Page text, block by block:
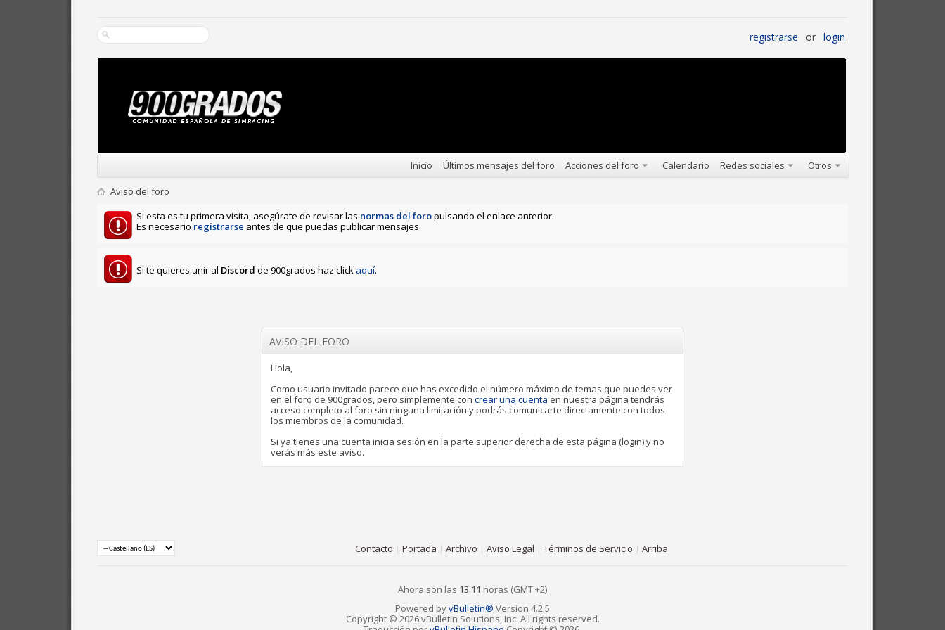
registrarse or login
Inicio Últimos mensajes del foro Acciones del foro Calendario Redes sociales Otros
Aviso del foro
Si esta es tu primera visita, asegúrate de revisar las normas del foropulsando el enlace anterior.
Es necesario registrarse antes de que puedas publicar mensajes.
Si te quieres unir al Discord de 900grados haz click aquí.
AVISO DEL FORO
Hola,
Como usuario invitado parece que has excedido el número máximo de temas que puedes ver
en el foro de 900grados, pero simplemente con crear una cuenta en nuestra página tendrás
acceso completo al foro sin ninguna limitación y podrás comunicarte directamente con todos
los miembros de la comunidad.
Si ya tienes una cuenta inicia sesión en la parte superior derecha de esta página (login) y no
verás más este aviso.
Contacto | Portada | Archivo | Aviso Legal | Términos de Servicio | Arriba
Ahora son las 13:11 horas (GMT +2)
Powered byvBulletin® Version 4.2.5
Copyright © 2026 vBulletin Solutions, Inc. All rights reserved.